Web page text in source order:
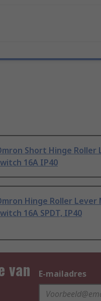
Short Hinge Roller
16A IP40
Hinge Roller Lever
16A SPDT, IP40
van
E-mailadres